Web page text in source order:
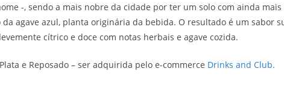
-, sendo a mais nobre da cidade por ter um solo com ainda mais
agave azul, planta originária da bebida. O resultado é um sabor
cítrico e doce com notas herbais e agave cozida.
e Reposado – ser adquirida pelo e-commerce Drinks and Club.